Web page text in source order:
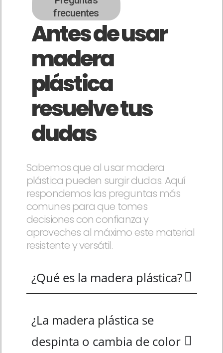
frecuentes
Antes de usar
madera
plástica
resuelve tus
dudas
Sabemos que al usar madera
plástica pueden surgir dudas. Aquí
respondemos las preguntas más
comunes para que tomes
decisiones con confianza y
aproveches al máximo este material
resistente y versátil.
¿Qué es la madera plástica?
¿La madera plástica se
despinta o cambia de color